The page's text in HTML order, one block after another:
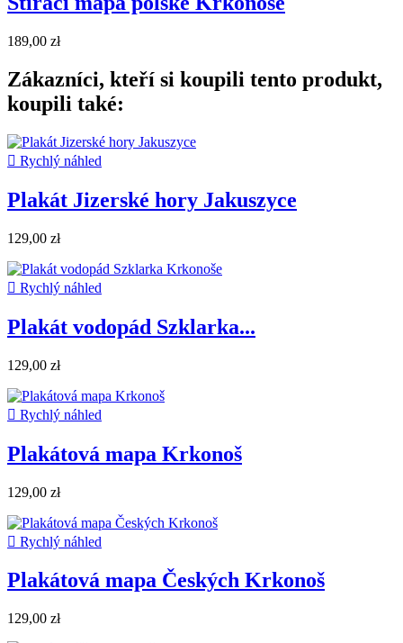
189,00 zł
Zákazníci, kteří si koupili tento produkt,
koupili také:
 Rychlý náhled
Plakát Jizerské hory Jakuszyce
129,00 zł
 Rychlý náhled
Plakát vodopád Szklarka...
129,00 zł
 Rychlý náhled
Plakátová mapa Krkonoš
129,00 zł
 Rychlý náhled
Plakátová mapa Českých Krkonoš
129,00 zł